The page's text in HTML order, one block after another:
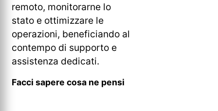
remoto, monitorarne lo
stato e ottimizzare le
operazioni, beneficiando al
contempo di supporto e
assistenza dedicati.
Facci sapere cosa ne pensi